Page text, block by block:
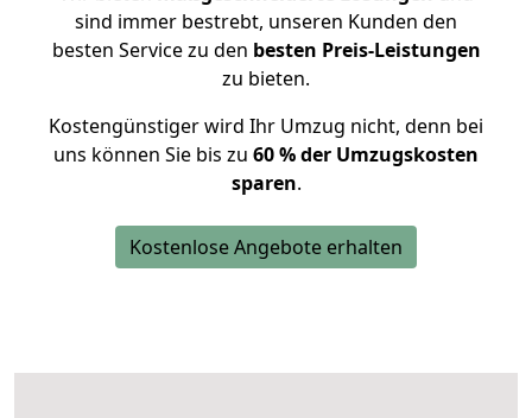
sind immer bestrebt, unseren Kunden den
besten Service zu den besten Preis-Leistungen
zu bieten.
Kostengünstiger wird Ihr Umzug nicht, denn bei
uns können Sie bis zu 60 % der Umzugskosten
sparen.
Kostenlose Angebote erhalten